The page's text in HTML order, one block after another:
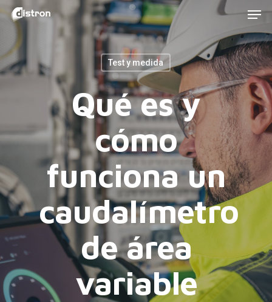
Skip
main
content
Test y medida
Qué es y
cómo
funciona un
caudalímetro
de área
variable